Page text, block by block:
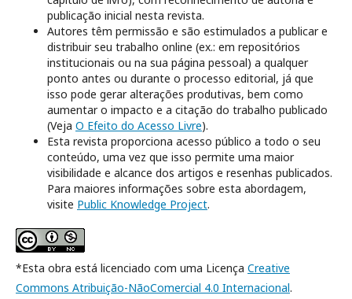
publicação inicial nesta revista.
Autores têm permissão e são estimulados a publicar e
distribuir seu trabalho online (ex.: em repositórios
institucionais ou na sua página pessoal) a qualquer
ponto antes ou durante o processo editorial, já que
isso pode gerar alterações produtivas, bem como
aumentar o impacto e a citação do trabalho publicado
(Veja O Efeito do Acesso Livre).
Esta revista proporciona acesso público a todo o seu
conteúdo, uma vez que isso permite uma maior
visibilidade e alcance dos artigos e resenhas publicados.
Para maiores informações sobre esta abordagem,
visite Public Knowledge Project.
*Esta obra está licenciado com uma Licença Creative
Commons Atribuição-NãoComercial 4.0 Internacional.